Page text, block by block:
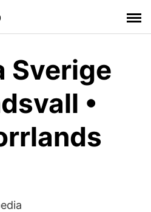
Sverige
•